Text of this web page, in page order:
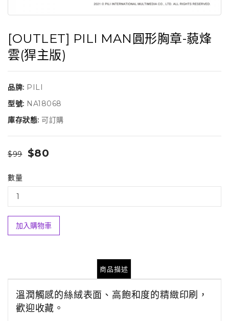
[OUTLET] PILI MAN圓形胸章-藐烽
雲(猂主版)
品牌: PILI
型號: NA18068
庫存狀態: 可訂購
$99 $80
數量
加入購物車
商品描述
溫潤觸感的絲絨表面、高飽和度的精緻印刷，
歡迎收藏。